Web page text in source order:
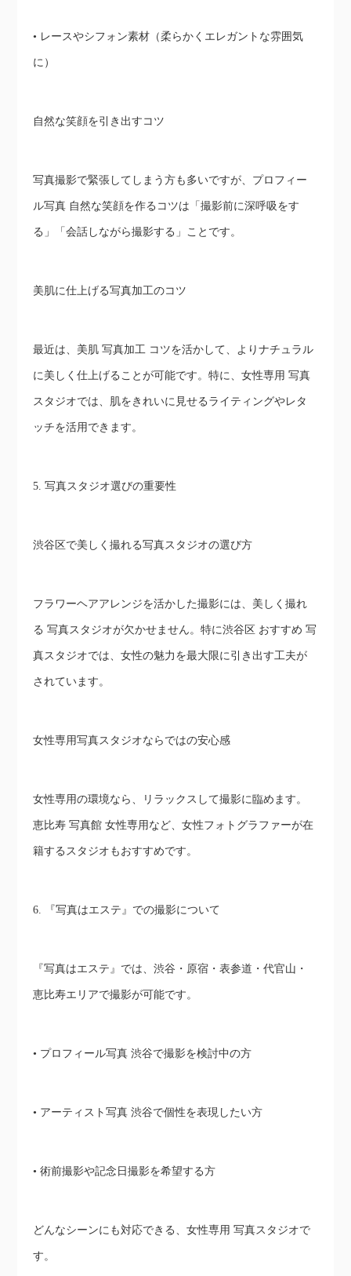
• レースやシフォン素材（柔らかくエレガントな雰囲気
に）
自然な笑顔を引き出すコツ
写真撮影で緊張してしまう方も多いですが、プロフィー
ル写真 自然な笑顔を作るコツは「撮影前に深呼吸をす
る」「会話しながら撮影する」ことです。
美肌に仕上げる写真加工のコツ
最近は、美肌 写真加工 コツを活かして、よりナチュラル
に美しく仕上げることが可能です。特に、女性専用 写真
スタジオでは、肌をきれいに見せるライティングやレタ
ッチを活用できます。
5. 写真スタジオ選びの重要性
渋谷区で美しく撮れる写真スタジオの選び方
フラワーヘアアレンジを活かした撮影には、美しく撮れ
る 写真スタジオが欠かせません。特に渋谷区 おすすめ 写
真スタジオでは、女性の魅力を最大限に引き出す工夫が
されています。
女性専用写真スタジオならではの安心感
女性専用の環境なら、リラックスして撮影に臨めます。
恵比寿 写真館 女性専用など、女性フォトグラファーが在
籍するスタジオもおすすめです。
6. 『写真はエステ』での撮影について
『写真はエステ』では、渋谷・原宿・表参道・代官山・
恵比寿エリアで撮影が可能です。
• プロフィール写真 渋谷で撮影を検討中の方
• アーティスト写真 渋谷で個性を表現したい方
• 術前撮影や記念日撮影を希望する方
どんなシーンにも対応できる、女性専用 写真スタジオで
す。